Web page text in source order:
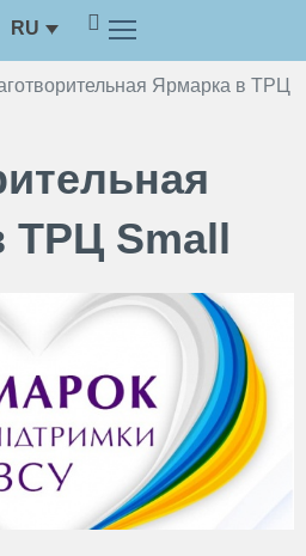
RU
Ярмарка в ТРЦ
ТРЦ Small